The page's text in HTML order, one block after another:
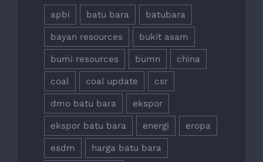
apbi batu bara batubara
bayan resources bukit asam
bumi resources bumn china
coal coal update csr
dmo batu bara ekspor
ekspor batu bara energi eropa
esdm harga batu bara